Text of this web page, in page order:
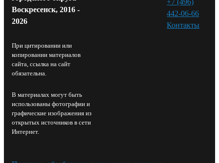
Воскресенск, 2016 -
2026
При цитировании или
копировании материалов
сайта, ссылка на сайт
обязательна.
В материалах могут быть
использованы фотографии и
графические изображения из
открытых источников в сети
Интернет.
442-06-66
Контакты⁠